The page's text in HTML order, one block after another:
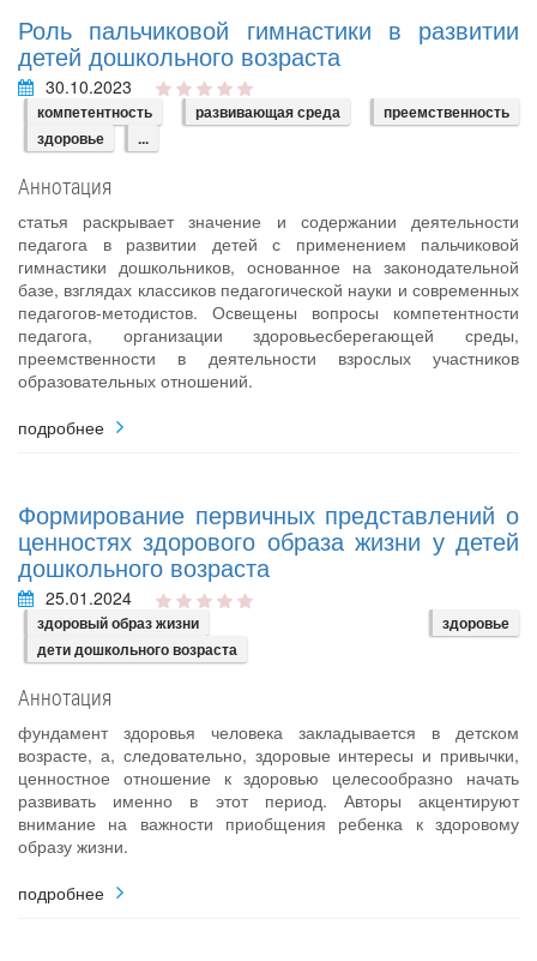
Роль пальчиковой гимнастики в развитии
детей дошкольного возраста
30.10.2023
компетентность развивающая среда
преемственность
здоровье
...
Аннотация
статья раскрывает значение и содержании деятельности
педагога в развитии детей с применением пальчиковой
гимнастики дошкольников, основанное на законодательной
базе, взглядах классиков педагогической науки и современных
педагогов-методистов. Освещены вопросы компетентности
педагога, организации здоровьесберегающей среды,
преемственности в деятельности взрослых участников
образовательных отношений.
подробнее
Формирование первичных представлений о
ценностях здорового образа жизни у детей
дошкольного возраста
25.01.2024
здоровый образ жизни
здоровье
дети дошкольного возраста
Аннотация
фундамент здоровья человека закладывается в детском
возрасте, а, следовательно, здоровые интересы и привычки,
ценностное отношение к здоровью целесообразно начать
развивать именно в этот период. Авторы акцентируют
внимание на важности приобщения ребенка к здоровому
образу жизни.
подробнее